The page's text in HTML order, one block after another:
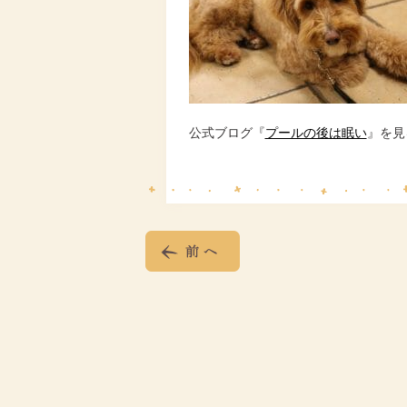
公式ブログ『プールの後は眠い』を